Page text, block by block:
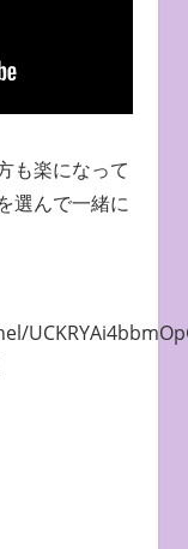
も楽になって
選んで一緒に